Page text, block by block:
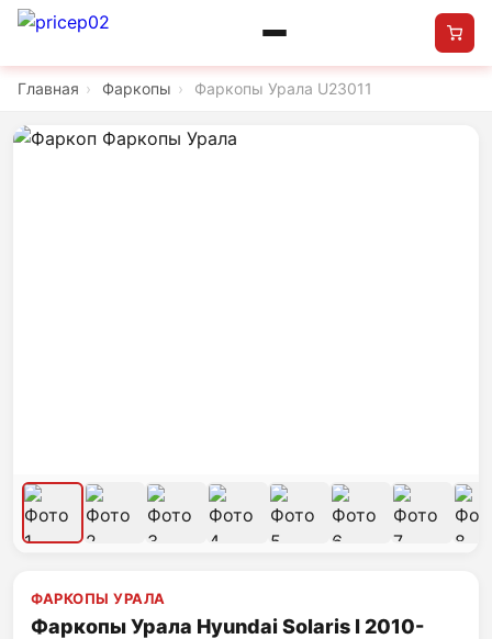
Главная › Фаркопы › Фаркопы Урала U23011
ФАРКОПЫ УРАЛА
Фаркопы Урала Hyundai Solaris I 2010-